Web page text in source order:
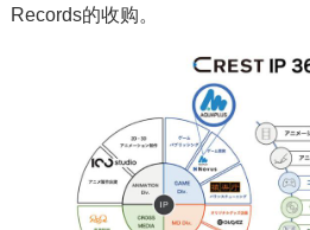
Records的收购。